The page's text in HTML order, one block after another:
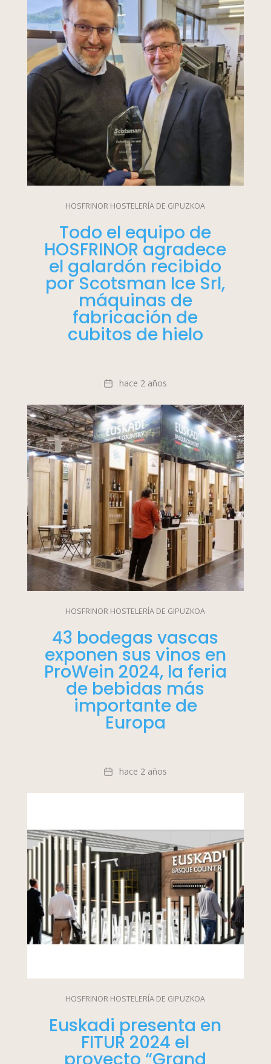
HOSFRINOR HOSTELERÍA DE GIPUZKOA
Todo el equipo de
HOSFRINOR agradece
el galardón recibido
por Scotsman Ice Srl,
máquinas de
fabricación de
cubitos de hielo
Fechahace 2 años
HOSFRINOR HOSTELERÍA DE GIPUZKOA
43 bodegas vascas
exponen sus vinos en
ProWein 2024, la feria
de bebidas más
importante de
Europa
Fechahace 2 años
HOSFRINOR HOSTELERÍA DE GIPUZKOA
Euskadi presenta en
FITUR 2024 el